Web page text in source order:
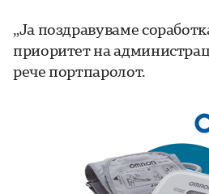
„Ја поздравуваме
приоритет на
рече портпаролот.